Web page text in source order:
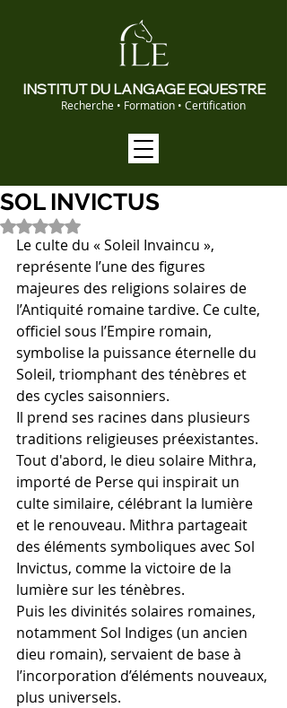
INSTITUT DU LANGAGE EQUESTRE
Recherche • Formation • Certification
SOL INVICTUS
Noté NaN étoiles sur 5.
Le culte du « Soleil Invaincu »,
représente l’une des figures
majeures des religions solaires de
l’Antiquité romaine tardive. Ce culte,
officiel sous l’Empire romain,
symbolise la puissance éternelle du
Soleil, triomphant des ténèbres et
des cycles saisonniers.
Il prend ses racines dans plusieurs
traditions religieuses préexistantes.
Tout d'abord, le dieu solaire Mithra,
importé de Perse qui inspirait un
culte similaire, célébrant la lumière
et le renouveau. Mithra partageait
des éléments symboliques avec Sol
Invictus, comme la victoire de la
lumière sur les ténèbres.
Puis les divinités solaires romaines,
notamment Sol Indiges (un ancien
dieu romain), servaient de base à
l’incorporation d’éléments nouveaux,
plus universels.